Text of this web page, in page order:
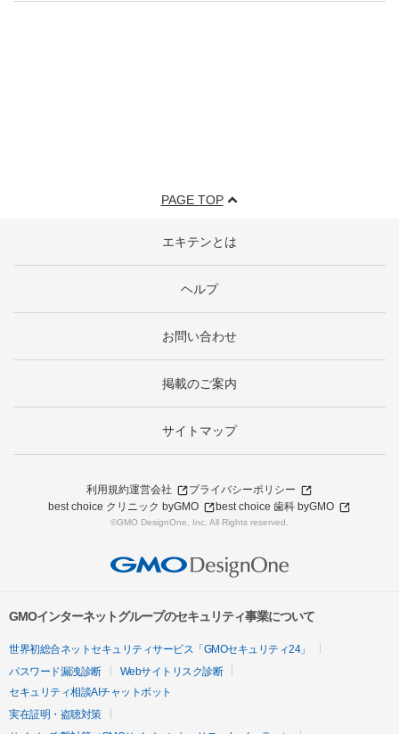
PAGE TOP
エキテンとは
ヘルプ
お問い合わせ
掲載のご案内
サイトマップ
利用規約運営会社
プライバシーポリシー
best choice クリニック byGMO
best choice 歯科 byGMO
©GMO DesignOne, Inc. All Rights reserved.
GMOインターネットグループのセキュリティ事業について
世界初総合ネットセキュリティサービス「GMOセキュリティ24」
パスワード漏洩診断
Webサイトリスク診断
セキュリティ相談AIチャットボット
実在証明・盗聴対策